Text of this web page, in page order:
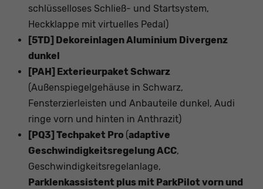
schlüsselloses Schließ- und Startsystem,
Heckklappe mit virtuelles Pedal)
[5TD] Dekoreinlagen Aluminium Divergenz
dunkel
[PAH] Exterieurpaket Schwarz
(Außenspiegelgehäuse in Schwarz,
Fensterzierleisten und Anbauteile dunkel, Audi
ringe vorn und hinten in Anthrazit)
[PQ3] Techpaket Pro (adaptive
Geschwindigkeitsregelung ACC,
Geschwindigkeitsregelanlage,
Parklenkassistent plus mit ParkPilot vorn und